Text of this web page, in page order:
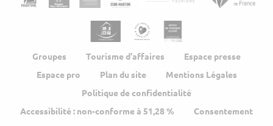
Groupes Tourisme d'affaires
Espace presse
Espace pro
Plan du site
Mentions Légales
Politique de confidentialité
Accessibilité : non-conforme à 51,28 %
Consentement